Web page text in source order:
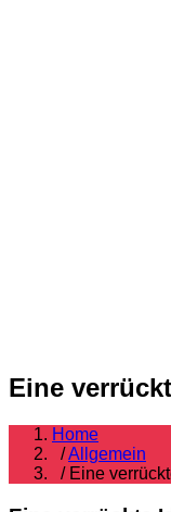
Eine
Home
/Allgemein
/ Eine